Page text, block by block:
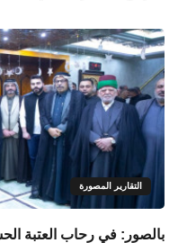
التقارير المصورة
بالصور: في رحاب العتبة